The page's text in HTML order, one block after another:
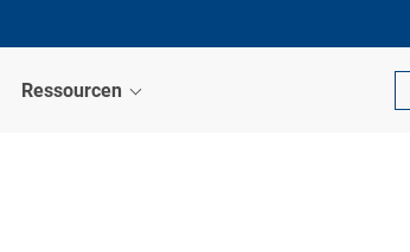
Ressourcen